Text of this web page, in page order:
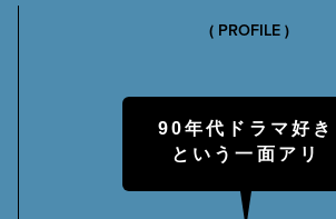
( PROFILE )
90年代ドラマ好き
という一面アリ